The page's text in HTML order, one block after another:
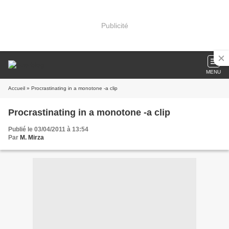
Publicité
MENU
Accueil » Procrastinating in a monotone -a clip
Procrastinating in a monotone -a clip
Publié le 03/04/2011 à 13:54
Par M. Mirza